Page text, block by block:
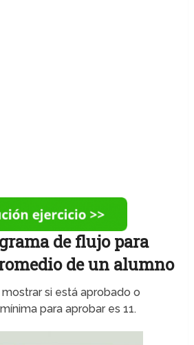
de flujo para
de un alumno
si está aprobado o
para aprobar es 11.